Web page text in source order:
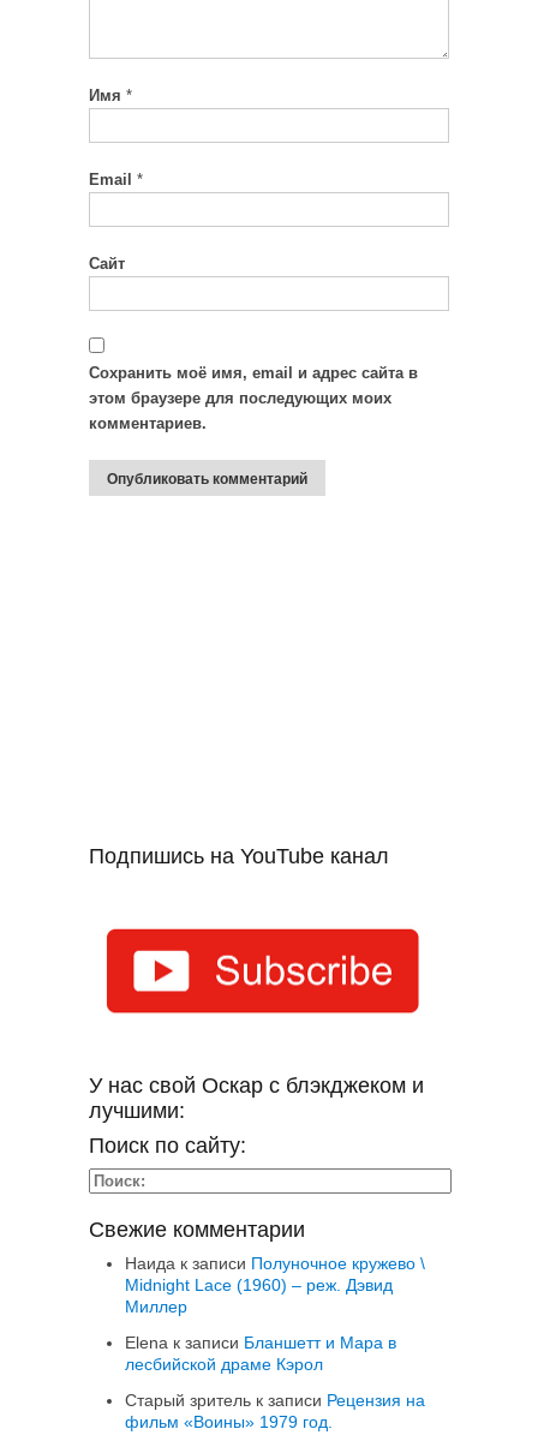
Имя *
Email *
Сайт
Сохранить моё имя, email и адрес сайта в
этом браузере для последующих моих
комментариев.
Подпишись на YouTube канал
У нас свой Оскар с блэкджеком и
лучшими:
Поиск по сайту:
Свежие комментарии
Наида к записи Полуночное кружево \
Midnight Lace (1960) – реж. Дэвид
Миллер
Elena к записи Бланшетт и Мара в
лесбийской драме Кэрол
Старый зритель к записи Рецензия на
фильм «Воины» 1979 год.